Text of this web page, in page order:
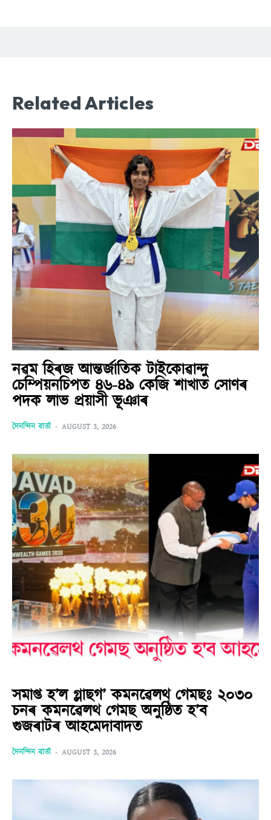
Related Articles
নৱম হিৰজ আন্তৰ্জাতিক টাইকোৱান্দু
চেম্পিয়নচিপত ৪৬-৪৯ কেজি শাখাত সোণৰ
পদক লাভ প্ৰয়াসী ভূঞাৰ
দৈনন্দিন বাৰ্তা - AUGUST 3, 2026
সমাপ্ত হ’ল গ্লাছগ’ কমনৱেলথ গেমছঃ ২০৩০
চনৰ কমনৱেলথ গেমছ অনুষ্ঠিত হ’ব
গুজৰাটৰ আহমেদাবাদত
দৈনন্দিন বাৰ্তা - AUGUST 3, 2026